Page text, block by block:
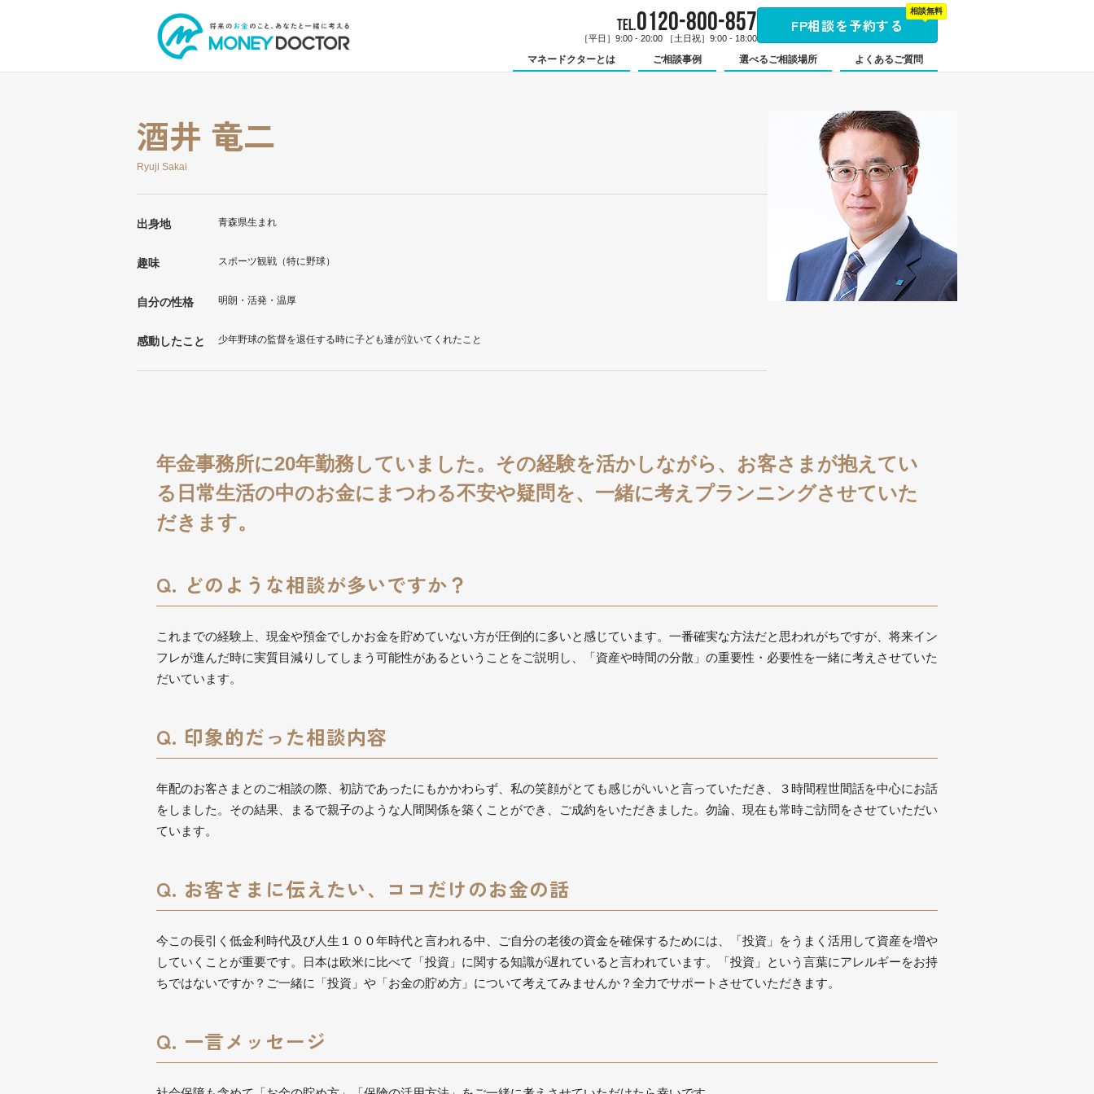
TEL. 0120-800-857
［平日］9:00 - 20:00 ［土日祝］9:00 - 18:00
FP相談を予約する
相談無料
マネードクターとは ご相談事例 選べるご相談場所 よくあるご質問
酒井 竜二
Ryuji Sakai
出身地 青森県生まれ
趣味 スポーツ観戦（特に野球）
自分の性格 明朗・活発・温厚
感動したこと 少年野球の監督を退任する時に子ども達が泣いてくれたこと
年金事務所に20年勤務していました。その経験を活かしながら、お客さまが抱えてい
る日常生活の中のお金にまつわる不安や疑問を、一緒に考えプランニングさせていた
だきます。
Q. どのような相談が多いですか？
これまでの経験上、現金や預金でしかお金を貯めていない方が圧倒的に多いと感じています。一番確実な方法だと思われがちですが、将来イン
フレが進んだ時に実質目減りしてしまう可能性があるということをご説明し、「資産や時間の分散」の重要性・必要性を一緒に考えさせていた
だいています。
Q. 印象的だった相談内容
年配のお客さまとのご相談の際、初訪であったにもかかわらず、私の笑顔がとても感じがいいと言っていただき、３時間程世間話を中心にお話
をしました。その結果、まるで親子のような人間関係を築くことができ、ご成約をいただきました。勿論、現在も常時ご訪問をさせていただい
ています。
Q. お客さまに伝えたい、ココだけのお金の話
今この長引く低金利時代及び人生１００年時代と言われる中、ご自分の老後の資金を確保するためには、「投資」をうまく活用して資産を増や
していくことが重要です。日本は欧米に比べて「投資」に関する知識が遅れていると言われています。「投資」という言葉にアレルギーをお持
ちではないですか？ご一緒に「投資」や「お金の貯め方」について考えてみませんか？全力でサポートさせていただきます。
Q. 一言メッセージ